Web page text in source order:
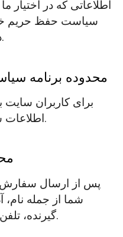
اطلاعاتی که در اختیار
سیاست حفظ حریم
داده شده است، پایبند هستیم.
محدوده برنامه
برای کاربران
اطلاعات شناسایی شخصی را ترک کرد.
پس از ارسال
شما از جمله
گیرنده، تلفن و غیره را جمع آوری می کنم.